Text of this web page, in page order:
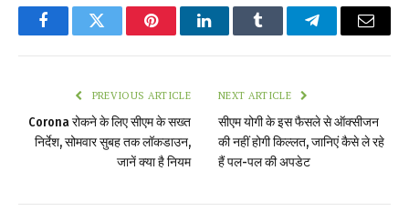
FacebookTwitter PinterestLinkedInTumblr TelegramEmail
PREVIOUS ARTICLE
Corona रोकने के लिए सीएम के सख्त
निर्देश, सोमवार सुबह तक लॉकडाउन,
जानें क्या है नियम
NEXT ARTICLE
सीएम योगी के इस फैसले से ऑक्सीजन
की नहीं होगी किल्लत, जानिएं कैसे ले रहे
हैं पल-पल की अपडेट